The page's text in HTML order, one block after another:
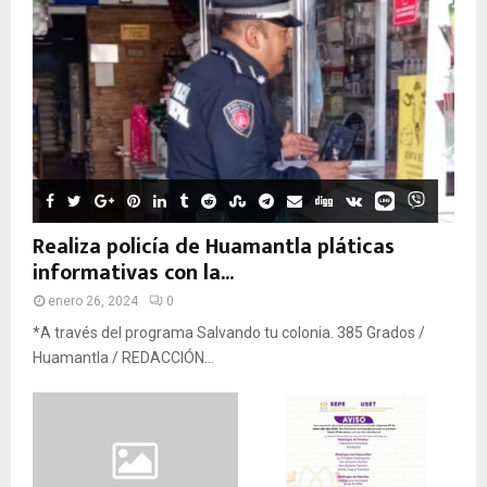
Realiza policía de Huamantla pláticas
informativas con la...
enero 26, 2024 0
*A través del programa Salvando tu colonia. 385 Grados /
Huamantla / REDACCIÓN...